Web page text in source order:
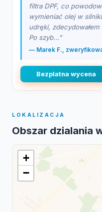
filtra DPF, co
wymieniać olej w
udręki,
Po szyb..."
— Marek F.,
Bezplatna wycena
LOKALIZACJA
Obszar dzialania
+
−